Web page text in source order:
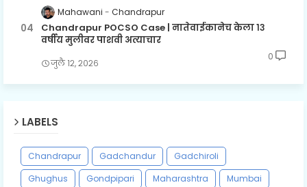
Mahawani Chandrapur
Chandrapur POCSO Case | नातेवाईकानेच केला १३
वर्षीय मुलीवर पाशवी अत्याचार
जुलै १२, २०२६
0
LABELS
Chandrapur Gadchandur
Gadchiroli
Ghughus
Gondpipari Maharashtra
Mumbai